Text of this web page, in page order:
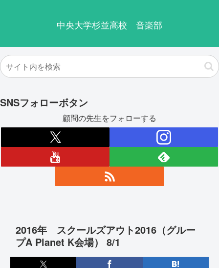
中央大学杉並高校 音楽部
SNSフォローボタン
顧問の先生をフォローする
2016年 スクールズアウト2016（グルー
プA Planet K会場） 8/1